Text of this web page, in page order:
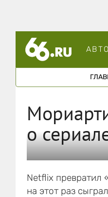
АВТО
о
Netflix превратил
на этот раз